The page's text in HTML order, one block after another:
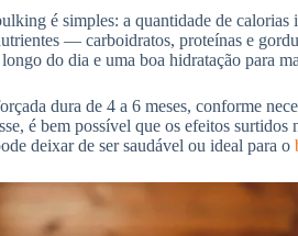
é simples: a quantidade de
— carboidratos, proteínas e
do dia e uma boa hidratação para
dura de 4 a 6 meses, conforme
é bem possível que os efeitos surtidos
deixar de ser saudável ou ideal para o